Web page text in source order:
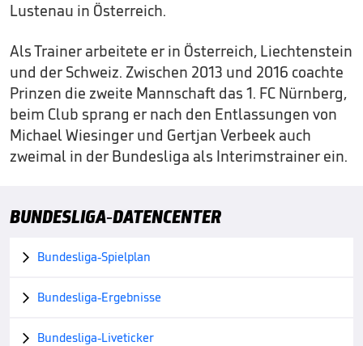
Lustenau in Österreich.
Als Trainer arbeitete er in Österreich, Liechtenstein
und der Schweiz. Zwischen 2013 und 2016 coachte
Prinzen die zweite Mannschaft das 1. FC Nürnberg,
beim Club sprang er nach den Entlassungen von
Michael Wiesinger und Gertjan Verbeek auch
zweimal in der Bundesliga als Interimstrainer ein.
BUNDESLIGA-DATENCENTER
 Bundesliga-Spielplan
 Bundesliga-Ergebnisse
 Bundesliga-Liveticker